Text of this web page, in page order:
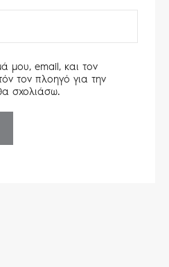
μου, email, και τον
τον πλοηγό για την
σχολιάσω.